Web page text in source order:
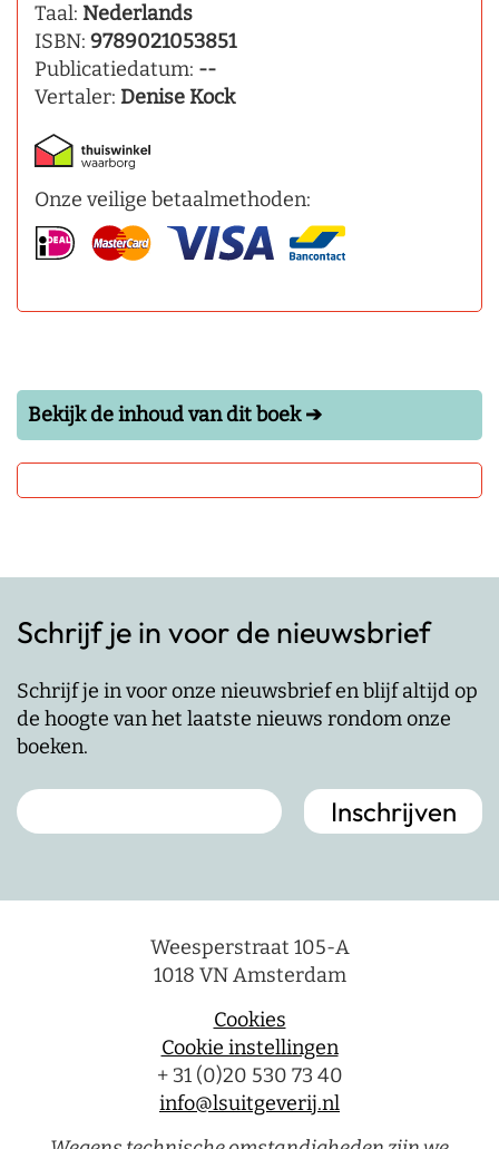
Taal: Nederlands
ISBN: 9789021053851
Publicatiedatum: --
Vertaler: Denise Kock
Onze veilige betaalmethoden:
Bekijk de inhoud van dit boek ➔
Schrijf je in voor de nieuwsbrief
Schrijf je in voor onze nieuwsbrief en blijf altijd op
de hoogte van het laatste nieuws rondom onze
boeken.
Weesperstraat 105-A
1018 VN Amsterdam
Cookies
Cookie instellingen
+ 31 (0)20 530 73 40
info@lsuitgeverij.nl